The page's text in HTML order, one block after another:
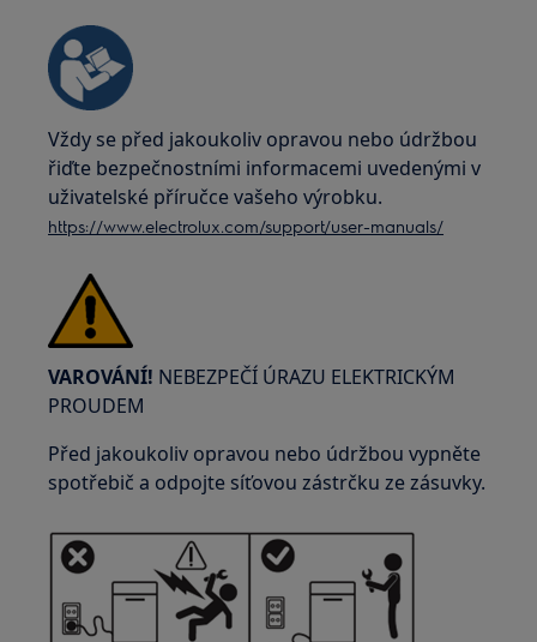
Vždy se před jakoukoliv opravou nebo údržbou
řiďte bezpečnostními informacemi uvedenými v
uživatelské příručce vašeho výrobku.
https://www.electrolux.com/support/user-manuals/
VAROVÁNÍ! NEBEZPEČÍ ÚRAZU ELEKTRICKÝM
PROUDEM
Před jakoukoliv opravou nebo údržbou vypněte
spotřebič a odpojte síťovou zástrčku ze zásuvky.